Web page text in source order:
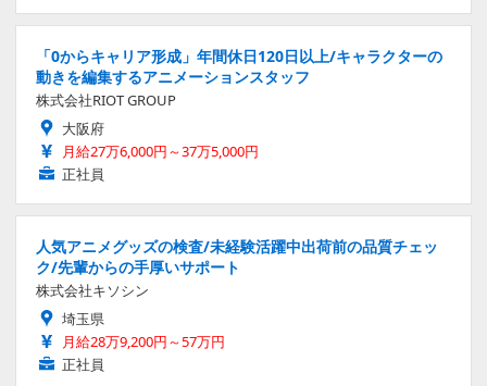
「0からキャリア形成」年間休日120日以上/キャラクターの
動きを編集するアニメーションスタッフ
株式会社RIOT GROUP
大阪府
月給27万6,000円～37万5,000円
正社員
人気アニメグッズの検査/未経験活躍中出荷前の品質チェッ
ク/先輩からの手厚いサポート
株式会社キソシン
埼玉県
月給28万9,200円～57万円
正社員